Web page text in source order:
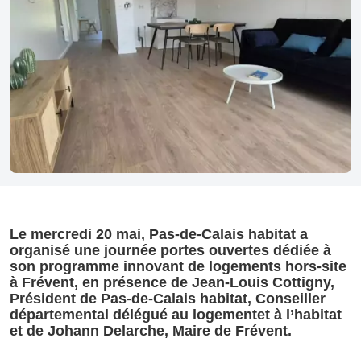
Le mercredi 20 mai, Pas-de-Calais habitat a
organisé une journée portes ouvertes dédiée à
son programme innovant de logements hors-site
à Frévent, en présence de Jean-Louis Cottigny,
Président de Pas-de-Calais habitat, Conseiller
départemental délégué au logementet à l’habitat
et de Johann Delarche, Maire de Frévent.